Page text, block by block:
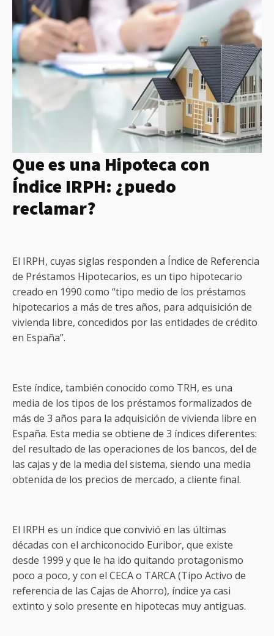
Que es una Hipoteca con
Índice IRPH: ¿puedo
reclamar?
El IRPH, cuyas siglas responden a Índice de Referencia
de Préstamos Hipotecarios, es un tipo hipotecario
creado en 1990 como “tipo medio de los préstamos
hipotecarios a más de tres años, para adquisición de
vivienda libre, concedidos por las entidades de crédito
en España”.
Este índice, también conocido como TRH, es una
media de los tipos de los préstamos formalizados de
más de 3 años para la adquisición de vivienda libre en
España. Esta media se obtiene de 3 índices diferentes:
del resultado de las operaciones de los bancos, del de
las cajas y de la media del sistema, siendo una media
obtenida de los precios de mercado, a cliente final.
El IRPH es un índice que convivió en las últimas
décadas con el archiconocido Euribor, que existe
desde 1999 y que le ha ido quitando protagonismo
poco a poco, y con el CECA o TARCA (Tipo Activo de
referencia de las Cajas de Ahorro), índice ya casi
extinto y solo presente en hipotecas muy antiguas.